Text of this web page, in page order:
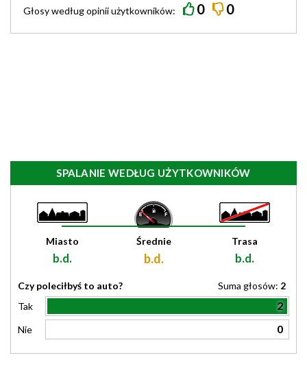
Głosy wedługopiniiużytkowników: 0 0
SPALANIE WEDŁUG UŻYTKOWNIKÓW
Miasto
b.d.
Średnie
b.d.
Trasa
b.d.
Czy poleciłbyś to auto? Suma głosów: 2
Tak
2
Nie 0